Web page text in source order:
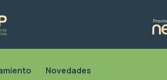
Novedades